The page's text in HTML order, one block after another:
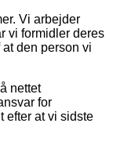
Vi arbejder
vi formidler deres
den person vi
nettet
for
efter at vi sidste